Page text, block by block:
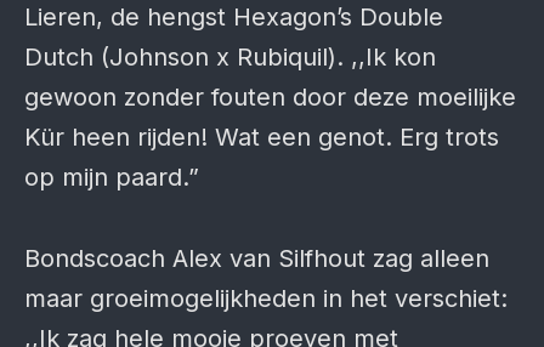
Lieren, de hengst Hexagon’s Double
Dutch (Johnson x Rubiquil). ,,Ik kon
gewoon zonder fouten door deze moeilijke
Kür heen rijden! Wat een genot. Erg trots
op mijn paard.”
Bondscoach Alex van Silfhout zag alleen
maar groeimogelijkheden in het verschiet:
,,Ik zag hele mooie proeven met